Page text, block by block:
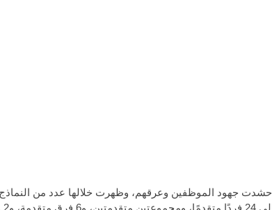
إن الإنجازات الرائعة في عام 2022 حشدت جهود الموظفين وعرقهم، وظهرت خلالها